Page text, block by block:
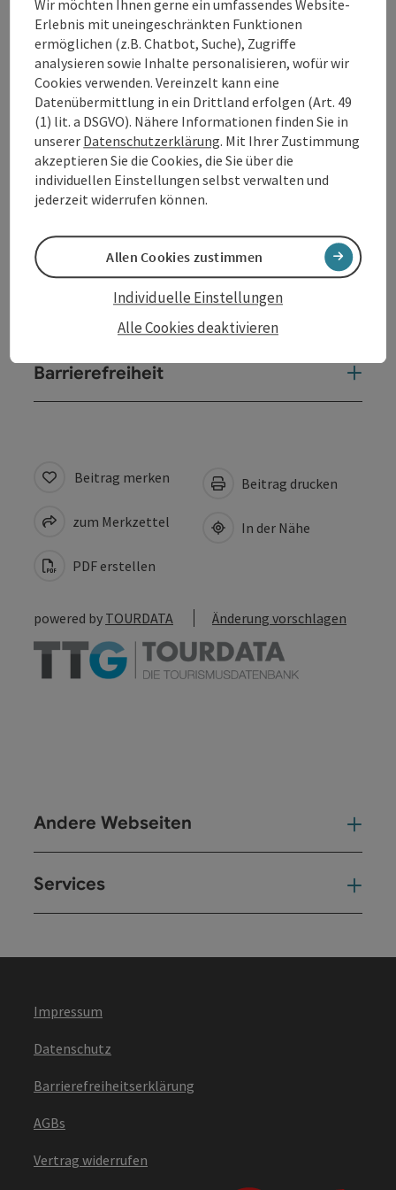
Straßen und Glanz der Bühnen, das Publikum ist
immer Teil des großen Ganzen!
Kontakt
Veranstaltungsort
Anreise/Lage
Preise
Ausstattung
Barrierefreiheit
Beitrag merken
zum Merkzettel
PDF erstellen
Beitrag drucken
In der Nähe
powered by TOURDATA Änderung vorschlagen
Andere Webseiten
Services
Impressum
Datenschutz
Barrierefreiheitserklärung
AGBs
Vertrag widerrufen
Wir möchten Ihnen gerne ein umfassendes Website-
Erlebnis mit uneingeschränkten Funktionen
ermöglichen (z.B. Chatbot, Suche), Zugriffe
analysieren sowie Inhalte personalisieren, wofür wir
Cookies verwenden. Vereinzelt kann eine
Datenübermittlung in ein Drittland erfolgen (Art. 49
(1) lit. a DSGVO). Nähere Informationen finden Sie in
unserer Datenschutzerklärung. Mit Ihrer Zustimmung
akzeptieren Sie die Cookies, die Sie über die
individuellen Einstellungen selbst verwalten und
jederzeit widerrufen können.
Alle Cookies deaktivieren
Individuelle Einstellungen
Allen Cookies zustimmen